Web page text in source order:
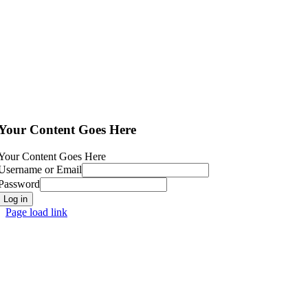
Content Goes Here
Content Goes Here
or Email
Log in
Page load link